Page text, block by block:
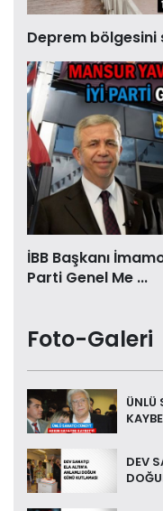
Deprem bölgesini
İBB Başkanı
Parti Genel Me ...
Foto-Galeri
ÜNLÜ
DEV